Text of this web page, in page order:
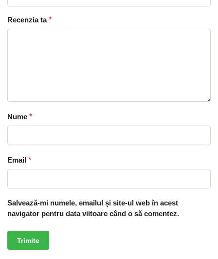
Recenzia ta*
Nume *
Email *
Salvează-mi numele, emailul și site-ul web în acest
navigator pentru data viitoare când o să comentez.